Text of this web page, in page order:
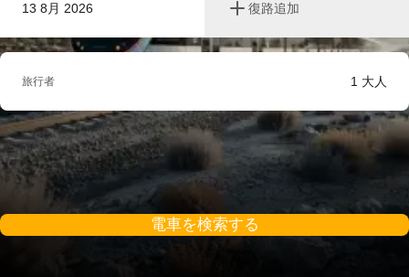
13 8月 2026 復路追加
旅行者 1 大人
電車を検索する